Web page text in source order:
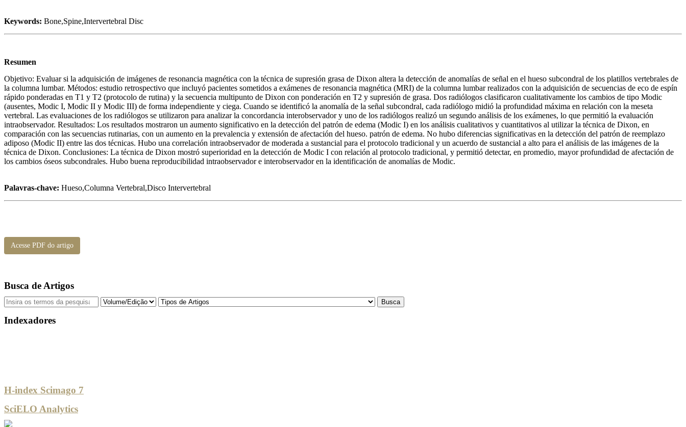
Keywords: Bone,Spine,Intervertebral Disc
Resumen
Objetivo: Evaluar si la adquisición de imágenes de resonancia magnética con la técnica de supresión grasa de Dixon altera la detección de anomalías de señal en el hueso subcondral de los platillos vertebrales de
la columna lumbar. Métodos: estudio retrospectivo que incluyó pacientes sometidos a exámenes de resonancia magnética (MRI) de la columna lumbar realizados con la adquisición de secuencias de eco de espín
rápido ponderadas en T1 y T2 (protocolo de rutina) y la secuencia multipunto de Dixon con ponderación en T2 y supresión de grasa. Dos radiólogos clasificaron cualitativamente los cambios de tipo Modic
(ausentes, Modic I, Modic II y Modic III) de forma independiente y ciega. Cuando se identificó la anomalía de la señal subcondral, cada radiólogo midió la profundidad máxima en relación con la meseta
vertebral. Las evaluaciones de los radiólogos se utilizaron para analizar la concordancia interobservador y uno de los radiólogos realizó un segundo análisis de los exámenes, lo que permitió la evaluación
intraobservador. Resultados: Los resultados mostraron un aumento significativo en la detección del patrón de edema (Modic I) en los análisis cualitativos y cuantitativos al utilizar la técnica de Dixon, en
comparación con las secuencias rutinarias, con un aumento en la prevalencia y extensión de afectación del hueso. patrón de edema. No hubo diferencias significativas en la detección del patrón de reemplazo
adiposo (Modic II) entre las dos técnicas. Hubo una correlación intraobservador de moderada a sustancial para el protocolo tradicional y un acuerdo de sustancial a alto para el análisis de las imágenes de la
técnica de Dixon. Conclusiones: La técnica de Dixon mostró superioridad en la detección de Modic I con relación al protocolo tradicional, y permitió detectar, en promedio, mayor profundidad de afectación de
los cambios óseos subcondrales. Hubo buena reproducibilidad intraobservador e interobservador en la identificación de anomalías de Modic.
Palavras-chave: Hueso,Columna Vertebral,Disco Intervertebral
Acesse PDF do artigo
Busca de Artigos
Indexadores
H-index Scimago 7
SciELO Analytics